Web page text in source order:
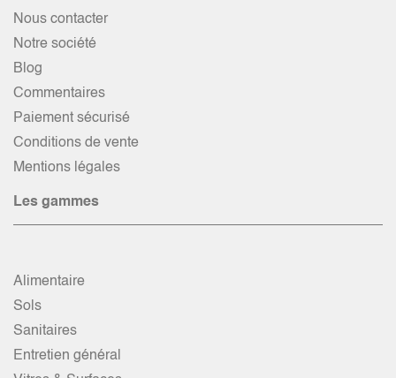
Nous contacter
Notre société
Blog
Commentaires
Paiement sécurisé
Conditions de vente
Mentions légales
Les gammes
Alimentaire
Sols
Sanitaires
Entretien général